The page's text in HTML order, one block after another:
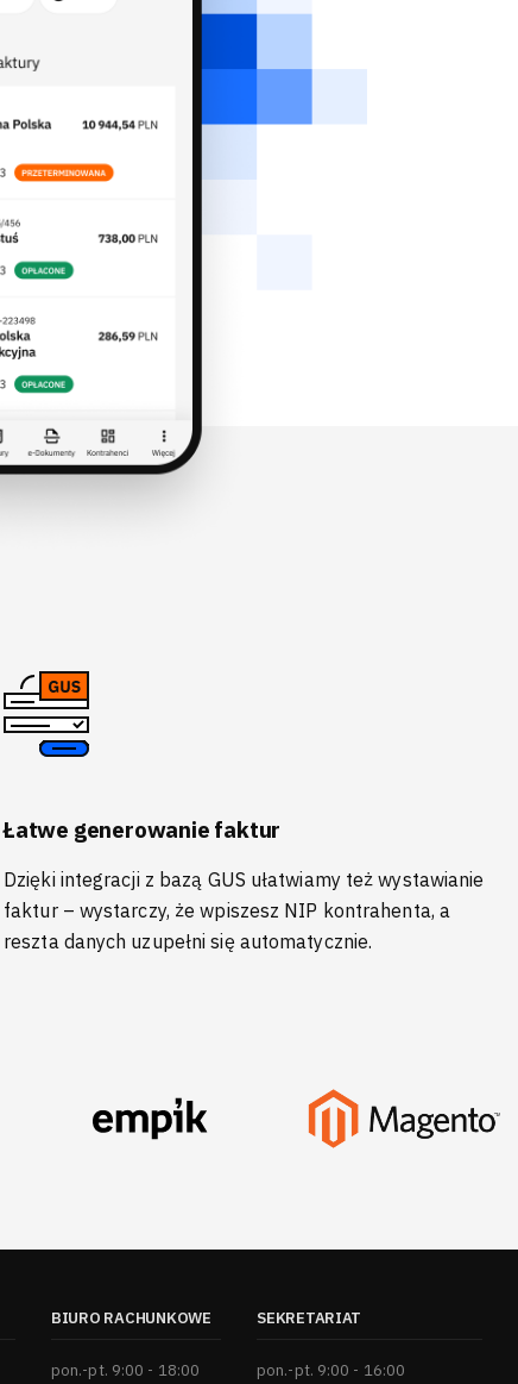
Łatwe generowanie faktur
Dzięki integracji z bazą GUS ułatwiamy też wystawianie
faktur – wystarczy, że wpiszesz NIP kontrahenta, a
reszta danych uzupełni się automatycznie.
BIURO RACHUNKOWE
pon.-pt. 9:00 - 18:00
SEKRETARIAT
pon.-pt. 9:00 - 16:00